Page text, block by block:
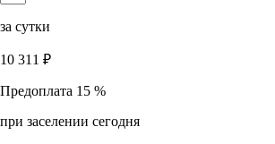
за сутки
10 311 ₽
Предоплата 15 %
при заселении сегодня